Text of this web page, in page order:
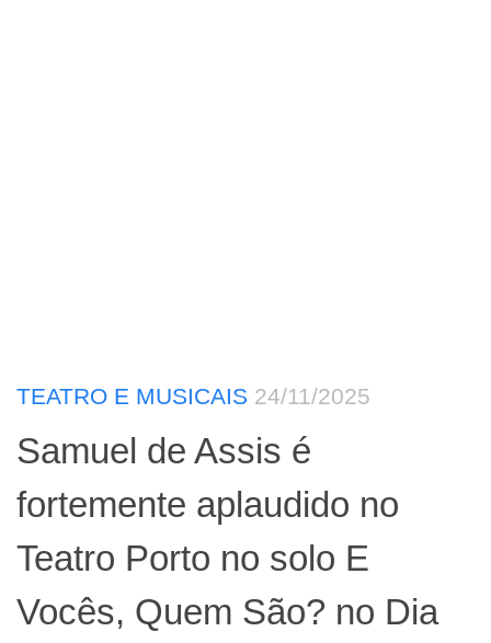
TEATRO E MUSICAIS 24/11/2025
Samuel de Assis é
fortemente aplaudido no
Teatro Porto no solo E
Vocês, Quem São? no Dia